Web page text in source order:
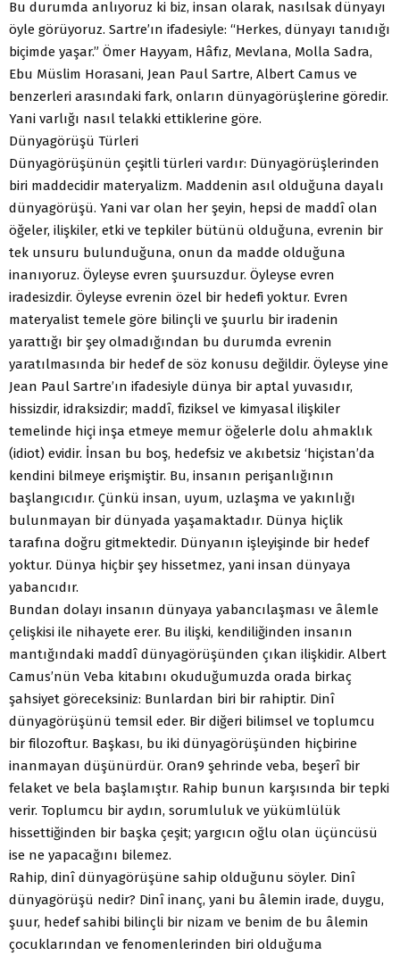
Bu durumda anlıyoruz ki biz, insan olarak, nasılsak dünyayı
öyle görüyoruz. Sartre’ın ifadesiyle: “Herkes, dünyayı tanıdığı
biçimde yaşar.” Ömer Hayyam, Hâfız, Mevlana, Molla Sadra,
Ebu Müslim Horasani, Jean Paul Sartre, Albert Camus ve
benzerleri arasındaki fark, onların dünyagörüşlerine göredir.
Yani varlığı nasıl telakki ettiklerine göre.
Dünyagörüşü Türleri
Dünyagörüşünün çeşitli türleri vardır: Dünyagörüşlerinden
biri maddecidir materyalizm. Maddenin asıl olduğuna dayalı
dünyagörüşü. Yani var olan her şeyin, hepsi de maddî olan
öğeler, ilişkiler, etki ve tepkiler bütünü olduğuna, evrenin bir
tek unsuru bulunduğuna, onun da madde olduğuna
inanıyoruz. Öyleyse evren şuursuzdur. Öyleyse evren
iradesizdir. Öyleyse evrenin özel bir hedefi yoktur. Evren
materyalist temele göre bilinçli ve şuurlu bir iradenin
yarattığı bir şey olmadığından bu durumda evrenin
yaratılmasında bir hedef de söz konusu değildir. Öyleyse yine
Jean Paul Sartre’ın ifadesiyle dünya bir aptal yuvasıdır,
hissizdir, idraksizdir; maddî, fiziksel ve kimyasal ilişkiler
temelinde hiçi inşa etmeye memur öğelerle dolu ahmaklık
(idiot) evidir. İnsan bu boş, hedefsiz ve akıbetsiz ‘hiçistan’da
kendini bilmeye erişmiştir. Bu, insanın perişanlığının
başlangıcıdır. Çünkü insan, uyum, uzlaşma ve yakınlığı
bulunmayan bir dünyada yaşamaktadır. Dünya hiçlik
tarafına doğru gitmektedir. Dünyanın işleyişinde bir hedef
yoktur. Dünya hiçbir şey hissetmez, yani insan dünyaya
yabancıdır.
Bundan dolayı insanın dünyaya yabancılaşması ve âlemle
çelişkisi ile nihayete erer. Bu ilişki, kendiliğinden insanın
mantığındaki maddî dünyagörüşünden çıkan ilişkidir. Albert
Camus’nün Veba kitabını okuduğumuzda orada birkaç
şahsiyet göreceksiniz: Bunlardan biri bir rahiptir. Dinî
dünyagörüşünü temsil eder. Bir diğeri bilimsel ve toplumcu
bir filozoftur. Başkası, bu iki dünyagörüşünden hiçbirine
inanmayan düşünürdür. Oran9 şehrinde veba, beşerî bir
felaket ve bela başlamıştır. Rahip bunun karşısında bir tepki
verir. Toplumcu bir aydın, sorumluluk ve yükümlülük
hissettiğinden bir başka çeşit; yargıcın oğlu olan üçüncüsü
ise ne yapacağını bilemez.
Rahip, dinî dünyagörüşüne sahip olduğunu söyler. Dinî
dünyagörüşü nedir? Dinî inanç, yani bu âlemin irade, duygu,
şuur, hedef sahibi bilinçli bir nizam ve benim de bu âlemin
çocuklarından ve fenomenlerinden biri olduğuma